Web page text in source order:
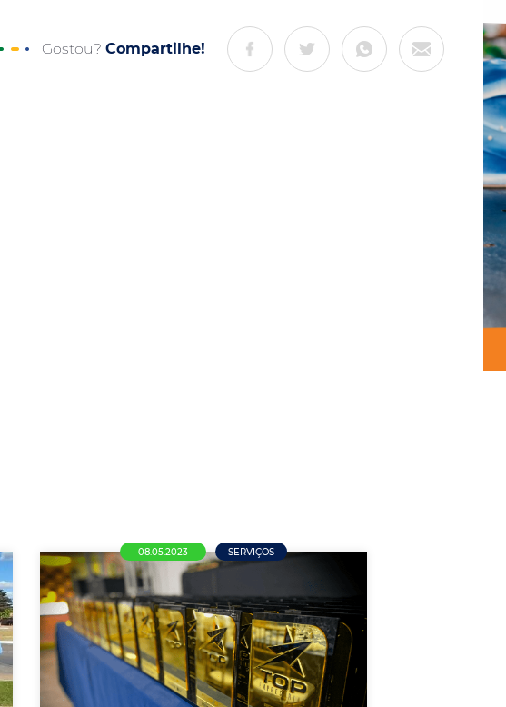
Gostou? Compartilhe!
08.05.2023 SERVIÇOS
Acenm/CDL abre inscrições para o
Prêmio Top Empresarial 2023 em
Nova Mutum